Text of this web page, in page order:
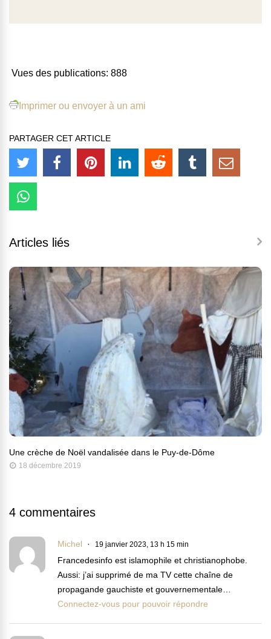
Vues des publications: 888
Imprimer ou envoyer à un ami
PARTAGER CET ARTICLE
Articles liés
Une crèche de Noël vandalisée dans le Puy-de-Dôme
18 décembre 2019
4 commentaires
Michel 19 janvier 2023, 13 h 15 min
Francedesinfo est islamophile et christianophobe.
Aussi: j’ai supprimé de ma TV cette chaîne de
propagande gauchiste et gouvernementale…
Connectez-vous pour pouvoir répondre